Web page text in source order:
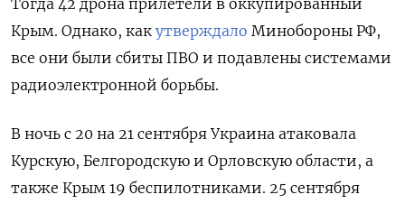
Крым. Однако, как утверждало Минобороны РФ,
все они были сбиты ПВО и подавлены системами
радиоэлектронной борьбы.
В ночь с 20 на 21 сентября Украина атаковала
Курскую, Белгородскую и Орловскую области, а
также Крым 19 беспилотниками. 25 сентября